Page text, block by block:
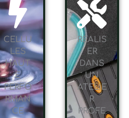
CELLU
LES
HAUT
E
PERFO
RMAN
CE
RÉALIS
ER
DANS
UN
ATELIE
R
PROFE